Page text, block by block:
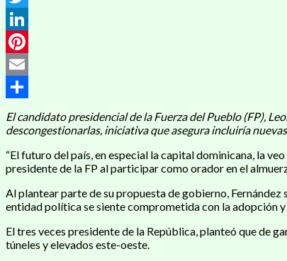
Twitter
LinkedIn
Pinterest
Email
Compartir
El candidato presidencial de la Fuerza del Pueblo (FP),
descongestionarlas, iniciativa que asegura incluiría
“El futuro del país, en especial la capital dominicana, la
presidente de la FP al participar como orador en el
Al plantear parte de su propuesta de gobierno,
entidad política se siente comprometida con la adopción
El tres veces presidente de la República, planteó que de
túneles y elevados este-oeste.